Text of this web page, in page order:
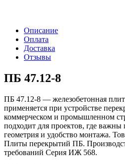
Описание
Оплата
Доставка
Отзывы
ПБ 47.12-8
ПБ 47.12-8 — железобетонная
применяется при устройстве
коммерческом и промышленном
подходит для проектов, где важны
геометрия и удобство монтажа.
Плиты перекрытий ПБ.
требований Серия ИЖ 568.